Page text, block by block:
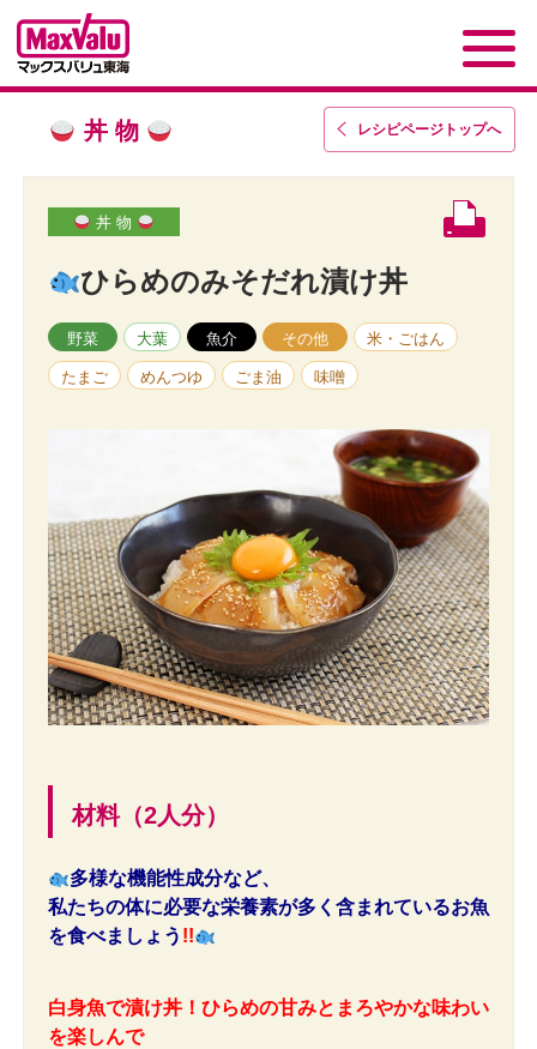
レシピページトップへ
丼 物
丼 物
ひらめのみそだれ漬け丼
野菜 大葉 魚介 その他 米・ごはん
たまご めんつゆ ごま油 味噌
材料（2人分）
多様な機能性成分など、
私たちの体に必要な栄養素が多く含まれているお魚
を食べましょう !!
白身魚で漬け丼！ひらめの甘みとまろやかな味わい
を楽しんで